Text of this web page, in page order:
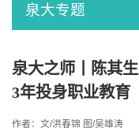
泉大专题
泉大之师丨陈其
3年投身职业教育
作者：文/洪春锦 图/吴雄涛